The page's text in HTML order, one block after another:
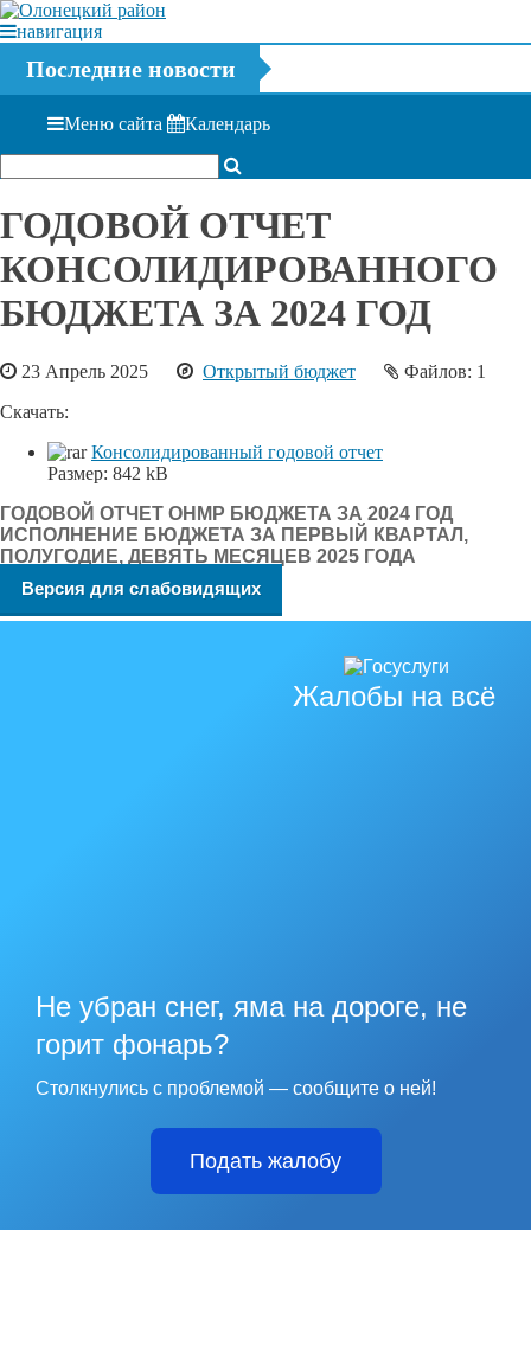
навигация
Последние новости
Меню сайта Календарь
ГОДОВОЙ ОТЧЕТ
КОНСОЛИДИРОВАННОГО
БЮДЖЕТА ЗА 2024 ГОД
23 Апрель 2025 Открытый бюджет
Файлов: 1
Скачать:
Консолидированный годовой отчет
Размер: 842 kB
ГОДОВОЙ ОТЧЕТ ОНМР БЮДЖЕТА ЗА 2024 ГОД
ИСПОЛНЕНИЕ БЮДЖЕТА ЗА ПЕРВЫЙ КВАРТАЛ,
ПОЛУГОДИЕ, ДЕВЯТЬ МЕСЯЦЕВ 2025 ГОДА
Версия для слабовидящих
Жалобы на всё
Не убран снег, яма на дороге, не
горит фонарь?
Столкнулись с проблемой — сообщите о ней!
Подать жалобу